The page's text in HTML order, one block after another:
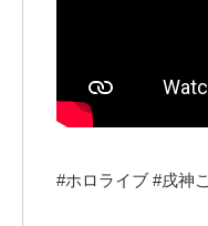
#ホロライブ #戌神